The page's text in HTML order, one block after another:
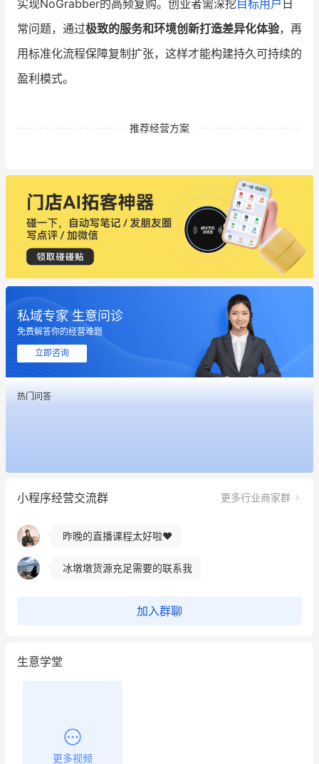
实现NoGrabber的高频复购。创业者需深挖目标用户 日
常问题，通过极致的服务和环境创新打造差异化体验，再
用标准化流程保障复制扩张，这样才能构建持久可持续的
盈利模式。
推荐经营方案
私域专家 生意问诊
免费解答你的经营难题
立即咨询
热门问答
小程序经营交流群 更多行业商家群
用有赞就能在微信、小红书同时经营了
餐饮也得靠私域和服务提高竞争力
昨晚的直播课程太好啦❤️
冰墩墩货源充足需要的联系我
加入群聊
生意学堂
更多视频